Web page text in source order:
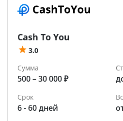
Cash To You
3.0
Сумма
500 – 30 000 ₽
Срок
6 - 60 дней